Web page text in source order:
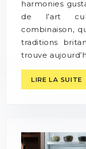
harmonies
de l’art
combinaison,
traditions
trouve
LIRE LA SUITE